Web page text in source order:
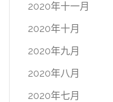
2020年十一月
2020年十月
2020年九月
2020年八月
2020年七月